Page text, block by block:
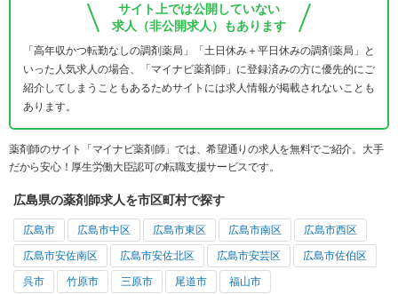
サイト上では公開していない
求人（非公開求人）もあります
「高年収かつ転勤なしの調剤薬局」「土日休み＋平日休みの調剤薬局」と
いった人気求人の場合、「マイナビ薬剤師」に登録済みの方に優先的にご
紹介してしまうこともあるためサイトには求人情報が掲載されないことも
あります。
薬剤師のサイト「マイナビ薬剤師」では、希望通りの求人を無料でご紹介。大手
だから安心！厚生労働大臣認可の転職支援サービスです。
広島県の薬剤師求人を市区町村で探す
広島市 広島市中区 広島市東区 広島市南区 広島市西区
広島市安佐南区 広島市安佐北区 広島市安芸区 広島市佐伯区
呉市 竹原市 三原市 尾道市 福山市